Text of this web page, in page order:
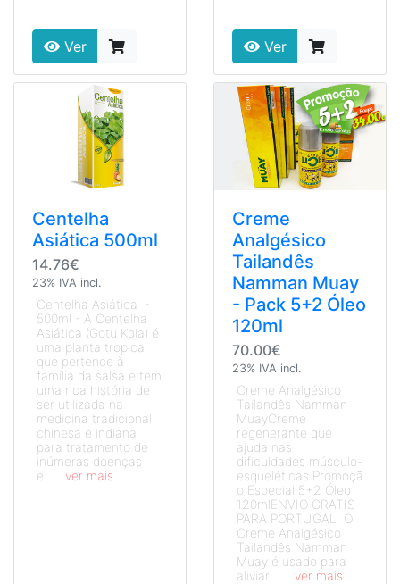
Ver Ver
Centelha
Asiática 500ml
14.76€
23% IVA incl.
Centelha Asiática -
500ml - A Centelha
Asiática (Gotu Kola) é
uma planta tropical
que pertence à
família da salsa e tem
uma rica história de
ser utilizada na
medicina tradicional
chinesa e indiana
para tratamento de
inúmeras doenças
e...
...ver mais
Creme
Analgésico
Tailandês
Namman Muay
- Pack 5+2 Óleo
120ml
70.00€
23% IVA incl.
Creme Analgésico
Tailandês Namman
MuayCreme
regenerante que
ajuda nas
dificuldades músculo-
esqueléticas.Promoçã
o Especial 5+2 Óleo
120mlENVIO GRATIS
PARA PORTUGAL O
Creme Analgésico
Tailandês Namman
Muay é usado para
aliviar ...
...ver mais